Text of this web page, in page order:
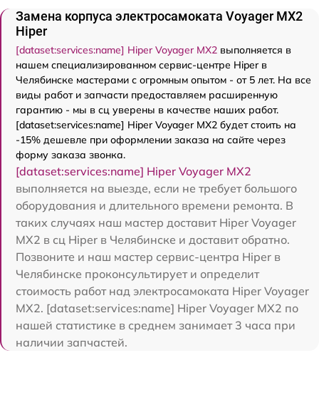
Замена корпуса электросамоката Voyager MX2
Hiper
[dataset:services:name] Hiper Voyager MX2 выполняется в
нашем специализированном сервис-центре Hiper в
Челябинске мастерами с огромным опытом - от 5 лет. На все
виды работ и запчасти предоставляем расширенную
гарантию - мы в сц уверены в качестве наших работ.
[dataset:services:name] Hiper Voyager MX2 будет стоить на
-15% дешевле при оформлении заказа на сайте через
форму заказа звонка.
[dataset:services:name] Hiper Voyager MX2
выполняется на выезде, если не требует большого
оборудования и длительного времени ремонта. В
таких случаях наш мастер доставит Hiper Voyager
MX2 в сц Hiper в Челябинске и доставит обратно.
Позвоните и наш мастер сервис-центра Hiper в
Челябинске проконсультирует и определит
стоимость работ над электросамоката Hiper Voyager
MX2. [dataset:services:name] Hiper Voyager MX2 по
нашей статистике в среднем занимает 3 часа при
наличии запчастей.